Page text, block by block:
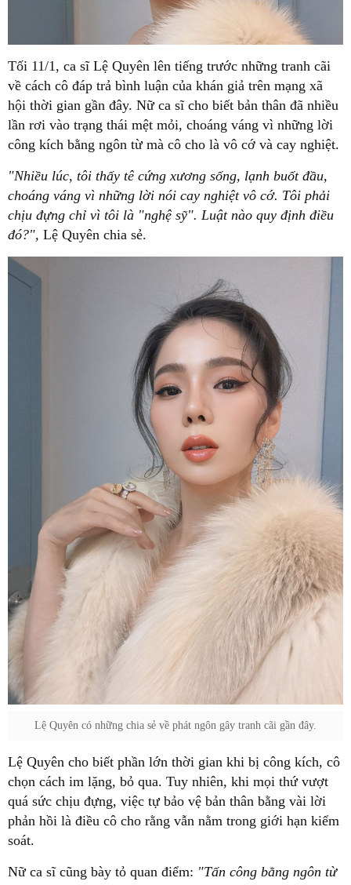
Tối 11/1, ca sĩ Lệ Quyên lên tiếng trước những tranh cãi
về cách cô đáp trả bình luận của khán giả trên mạng xã
hội thời gian gần đây. Nữ ca sĩ cho biết bản thân đã nhiều
lần rơi vào trạng thái mệt mỏi, choáng váng vì những lời
công kích bằng ngôn từ mà cô cho là vô cớ và cay nghiệt.
"Nhiều lúc, tôi thấy tê cứng xương sống, lạnh buốt đầu,
choáng váng vì những lời nói cay nghiệt vô cớ. Tôi phải
chịu đựng chỉ vì tôi là "nghệ sỹ". Luật nào quy định điều
đó?", Lệ Quyên chia sẻ.
Lệ Quyên có những chia sẻ về phát ngôn gây tranh cãi gần đây.
Lệ Quyên cho biết phần lớn thời gian khi bị công kích, cô
chọn cách im lặng, bỏ qua. Tuy nhiên, khi mọi thứ vượt
quá sức chịu đựng, việc tự bảo vệ bản thân bằng vài lời
phản hồi là điều cô cho rằng vẫn nằm trong giới hạn kiểm
soát.
Nữ ca sĩ cũng bày tỏ quan điểm: "Tấn công bằng ngôn từ